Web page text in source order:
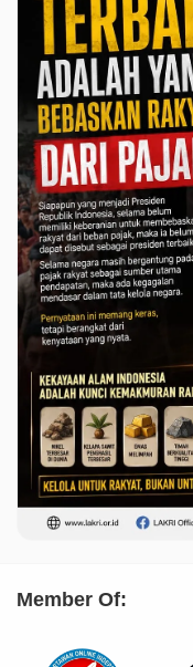
Member Of: